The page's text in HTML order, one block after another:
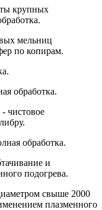
крупных
мельниц
по копирам.
обработка.
чистовое
обработка.
и
подогрева.
свыше 2000
плазменного